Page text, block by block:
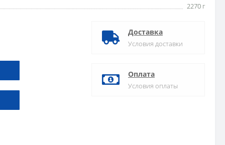
2270 г
Доставка
Условия доставки
Оплата
Условия оплаты